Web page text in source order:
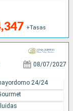
+Tasas
08/07/2027
24/24